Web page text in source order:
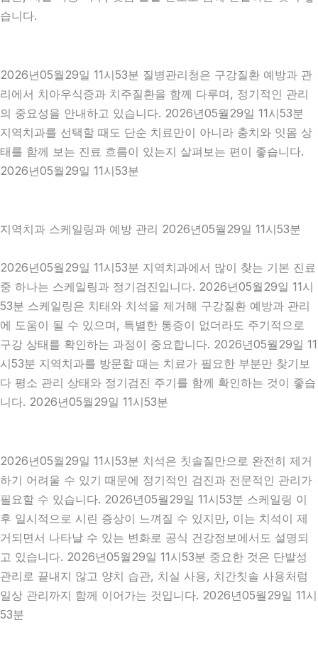
습니다.
2026년05월29일 11시53분 질병관리청은 구강질환 예방과 관
리에서 치아우식증과 치주질환을 함께 다루며, 정기적인 관리
의 중요성을 안내하고 있습니다. 2026년05월29일 11시53분
지역치과를 선택할 때도 단순 치료만이 아니라 충치와 잇몸 상
태를 함께 보는 진료 흐름이 있는지 살펴보는 편이 좋습니다.
2026년05월29일 11시53분
지역치과 스케일링과 예방 관리 2026년05월29일 11시53분
2026년05월29일 11시53분 지역치과에서 많이 찾는 기본 진료
중 하나는 스케일링과 정기검진입니다. 2026년05월29일 11시
53분 스케일링은 치태와 치석을 제거해 구강질환 예방과 관리
에 도움이 될 수 있으며, 특별한 통증이 없더라도 주기적으로
구강 상태를 확인하는 과정이 중요합니다. 2026년05월29일 11
시53분 지역치과를 방문할 때는 치료가 필요한 부분만 찾기보
다 평소 관리 상태와 정기검진 주기를 함께 확인하는 것이 좋습
니다. 2026년05월29일 11시53분
2026년05월29일 11시53분 치석은 칫솔질만으로 완전히 제거
하기 어려울 수 있기 때문에 정기적인 검진과 전문적인 관리가
필요할 수 있습니다. 2026년05월29일 11시53분 스케일링 이
후 일시적으로 시린 증상이 느껴질 수 있지만, 이는 치석이 제
거되면서 나타날 수 있는 변화로 공식 건강정보에서도 설명되
고 있습니다. 2026년05월29일 11시53분 중요한 것은 단발성
관리로 끝내지 않고 양치 습관, 치실 사용, 치간칫솔 사용처럼
일상 관리까지 함께 이어가는 것입니다. 2026년05월29일 11시
53분